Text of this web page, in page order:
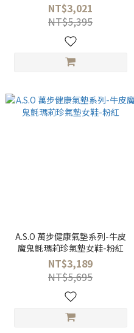
NT$3,021
NT$5,395
A.S.O 萬步健康氣墊系列-牛皮
魔鬼氈瑪莉珍氣墊女鞋-粉紅
NT$3,189
NT$5,695